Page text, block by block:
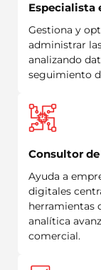
Especialista
Gestiona y
administrar
analizando
seguimiento
Consultor
Ayuda a
digitales
herramientas
analítica
comercial.